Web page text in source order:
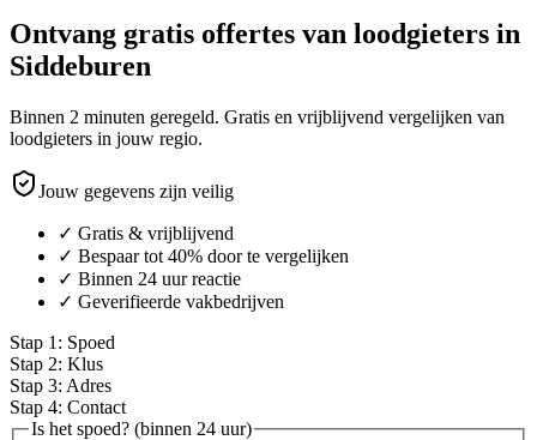
Ontvang gratis offertes van loodgieters in
Siddeburen
Binnen 2 minuten geregeld. Gratis en vrijblijvend vergelijken van
loodgieters in jouw regio.
Jouw gegevens zijn veilig
✓ Gratis & vrijblijvend
✓ Bespaar tot 40% door te vergelijken
✓ Binnen 24 uur reactie
✓ Geverifieerde vakbedrijven
Stap 1 : Spoed
Stap 2: Klus
Stap 3: Adres
Stap 4: Contact
Is het spoed? (binnen 24 uur)